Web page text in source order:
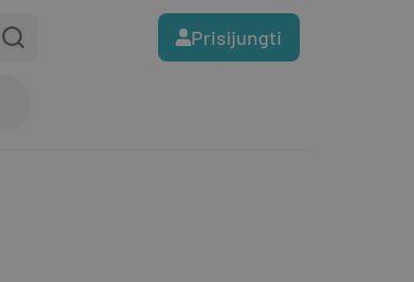
Prisijungti